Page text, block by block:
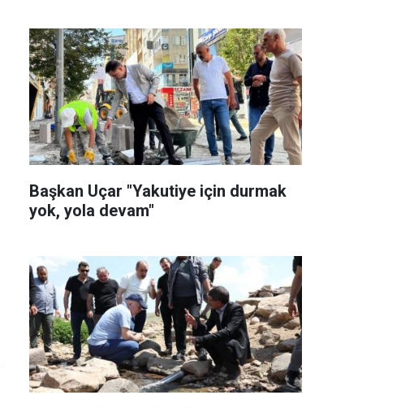
Başkan Uçar "Yakutiye için durmak
yok, yola devam"